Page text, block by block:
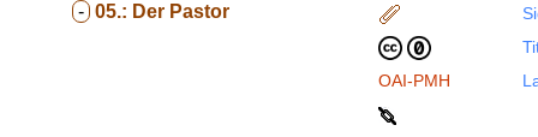
- 05.: Der Pastor
OAI-PMH